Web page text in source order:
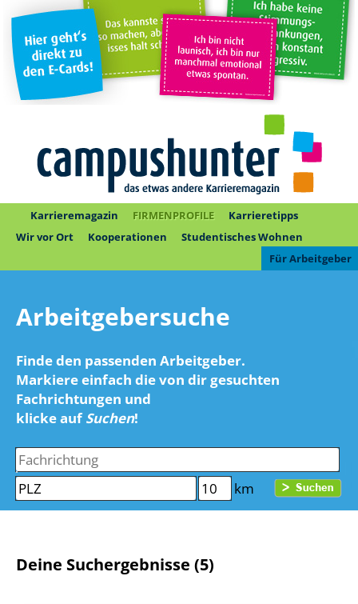
Karrieremagazin FIRMENPROFILE
Karrieretipps
Wir vor Ort
Kooperationen
Studentisches Wohnen
Für Arbeitgeber
Arbeitgebersuche
Finde den passenden Arbeitgeber.
Markiere einfach die von dir gesuchten
Fachrichtungen und
klicke aufSuchen!
km
Deine Suchergebnisse (5)